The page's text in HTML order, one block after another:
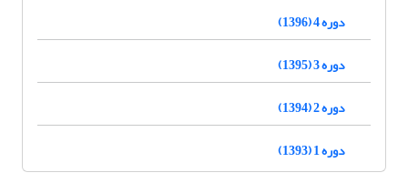
دوره 4 (1396)
دوره 3 (1395)
دوره 2 (1394)
دوره 1 (1393)